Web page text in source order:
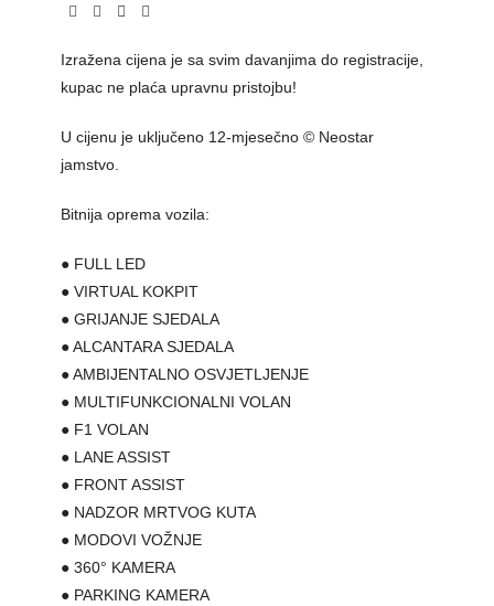
Izražena cijena je sa svim davanjima do registracije,
kupac ne plaća upravnu pristojbu!
U cijenu je uključeno 12-mjesečno © Neostar
jamstvo.
Bitnija oprema vozila:
● FULL LED
● VIRTUAL KOKPIT
● GRIJANJE SJEDALA
● ALCANTARA SJEDALA
● AMBIJENTALNO OSVJETLJENJE
● MULTIFUNKCIONALNI VOLAN
● F1 VOLAN
● LANE ASSIST
● FRONT ASSIST
● NADZOR MRTVOG KUTA
● MODOVI VOŽNJE
● 360° KAMERA
● PARKING KAMERA